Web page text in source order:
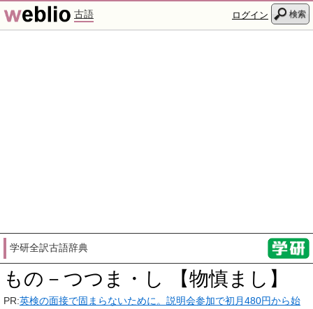
古語 ログイン 検索
学研全訳古語辞典
もの－つつま・し 【物慎まし】
PR:英検の面接で固まらないために。説明会参加で初月480円から始